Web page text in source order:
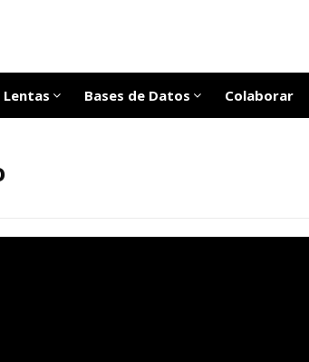
Lentas Bases de Datos Colaborar